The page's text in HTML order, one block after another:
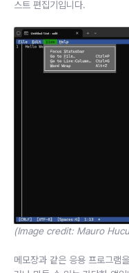
스트 편집기입니다.
(Image credit: Mauro
메모장과 같은 응용 프로그램